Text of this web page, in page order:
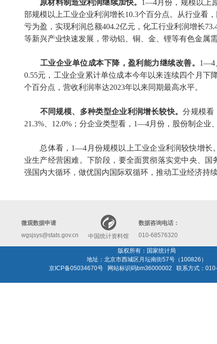
原材料制造业利润继续加快。 1—4月份，规模以上
部规模以上工业企业利润增长10.3个百分点。从行业看
亏为盈，实现利润总额404.2亿元，化工行业利润增长
等新兴产业快速发展，带动铝、铜、金、锂等有色金属
工业企业单位成本下降，盈利能力继续改善。 1—4
0.55元，工业企业累计单位成本今年以来连续四个月下
个百分点，营收利润率达2023年以来同期最高水平。
不同规模、多种类型企业利润增长较快。分规模看
21.3%
12.0% ；分企业类型看， 1—4月份，股份制企业
总体看， 1—4 月份规模以上工业企业利润较快增
业生产经营困难。下阶段，要全面贯彻落实党中央、
强国内大循环，做优国内国际双循环，推动工业经济持
微观数据申请
wgsjsys@stats.gov.cn
中国统计资料馆
数据咨询电话：
010-68576320
版权所有：国家统计局
地址：北京市西城区月坛南街57号（100826）
京ICP备05034670号 网站标识码bm36000002 联系方式：